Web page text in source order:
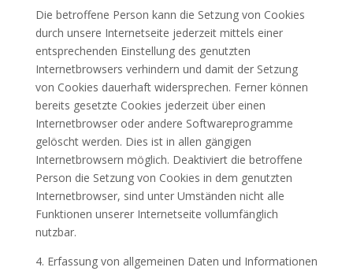
Die betroffene Person kann die Setzung von Cookies
durch unsere Internetseite jederzeit mittels einer
entsprechenden Einstellung des genutzten
Internetbrowsers verhindern und damit der Setzung
von Cookies dauerhaft widersprechen. Ferner können
bereits gesetzte Cookies jederzeit über einen
Internetbrowser oder andere Softwareprogramme
gelöscht werden. Dies ist in allen gängigen
Internetbrowsern möglich. Deaktiviert die betroffene
Person die Setzung von Cookies in dem genutzten
Internetbrowser, sind unter Umständen nicht alle
Funktionen unserer Internetseite vollumfänglich
nutzbar.
4. Erfassung von allgemeinen Daten und Informationen